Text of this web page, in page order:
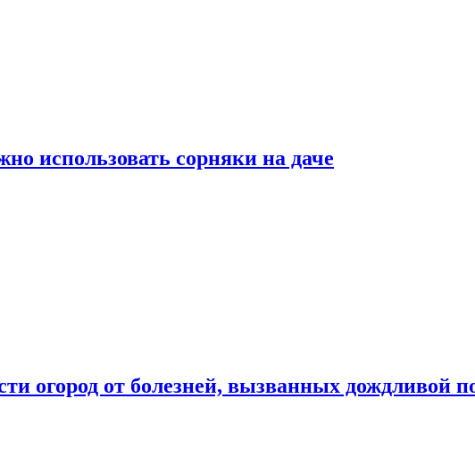
использовать сорняки на даче
огород от болезней, вызванных дождливой